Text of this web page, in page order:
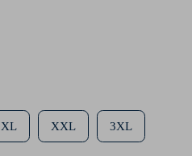
XL XXL 3XL